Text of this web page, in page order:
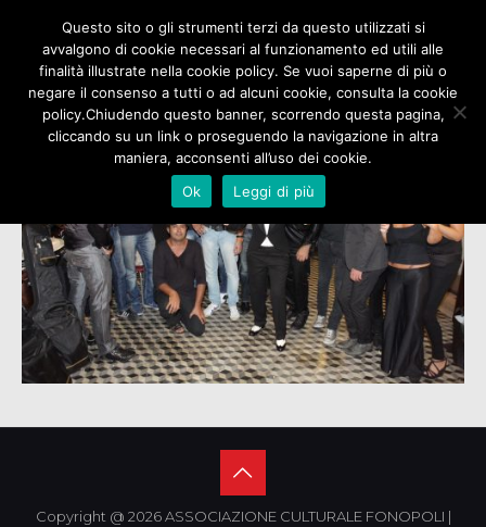
Copyright @ 2026 ASSOCIAZIONE CULTURALE FONOPOLI |
Questo sito o gli strumenti terzi da questo utilizzati si
avvalgono di cookie necessari al funzionamento ed utili alle
finalità illustrate nella cookie policy. Se vuoi saperne di più o
negare il consenso a tutti o ad alcuni cookie, consulta la cookie
policy.Chiudendo questo banner, scorrendo questa pagina,
cliccando su un link o proseguendo la navigazione in altra
maniera, acconsenti all’uso dei cookie.
Ok
Leggi di più